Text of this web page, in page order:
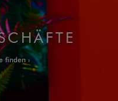
finden